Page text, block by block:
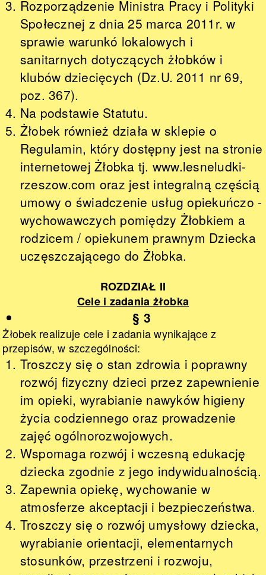
Rozporządzenie Ministra Pracy i Polityki
Społecznej z dnia 25 marca 2011r. w
sprawie warunkó lokalowych i
sanitarnych dotyczących żłobków i
klubów dziecięcych (Dz.U. 2011 nr 69,
poz. 367).
Na podstawie Statutu.
Żłobek również działa w sklepie o
Regulamin, który dostępny jest na stronie
internetowej Żłobka tj. www.lesneludki-
rzeszow.com oraz jest integralną częścią
umowy o świadczenie usług opiekuńczo -
wychowawczych pomiędzy Żłobkiem a
rodzicem / opiekunem prawnym Dziecka
uczęszczającego do Żłobka.
ROZDZIAŁ II
Cele i zadania żłobka
§ 3
Żłobek realizuje cele i zadania wynikające z
przepisów, w szczególności:
Troszczy się o stan zdrowia i poprawny
rozwój fizyczny dzieci przez zapewnienie
im opieki, wyrabianie nawyków higieny
życia codziennego oraz prowadzenie
zajęć ogólnorozwojowych.
Wspomaga rozwój i wczesną edukację
dziecka zgodnie z jego indywidualnością.
Zapewnia opiekę, wychowanie w
atmosferze akceptacji i bezpieczeństwa.
Troszczy się o rozwój umysłowy dziecka,
wyrabianie orientacji, elementarnych
stosunków, przestrzeni i rozwoju,